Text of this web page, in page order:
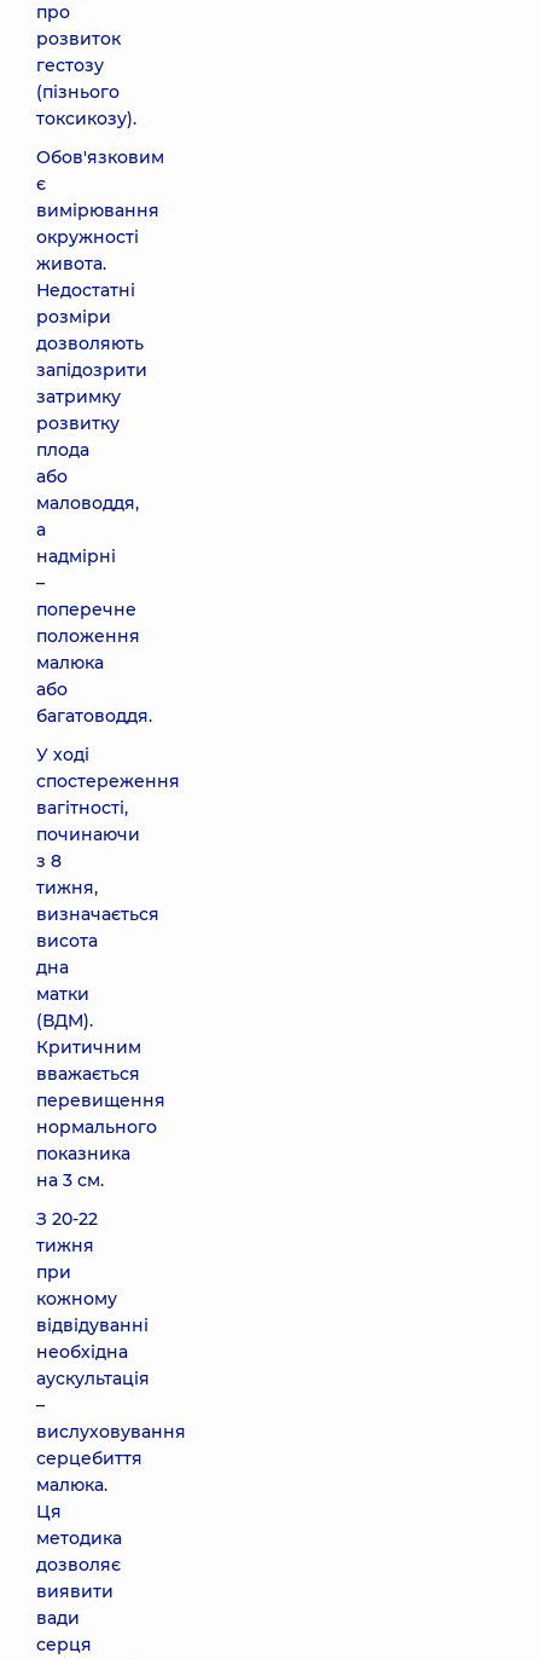
про
розвиток
гестозу
(пізнього
токсикозу).
Обов'язковим
є
вимірювання
окружності
живота.
Недостатні
розміри
дозволяють
запідозрити
затримку
розвитку
плода
або
маловоддя,
а
надмірні
–
поперечне
положення
малюка
або
багатоводдя.
У ході
спостереження
вагітності,
починаючи
з 8
тижня,
визначається
висота
дна
матки
(ВДМ).
Критичним
вважається
перевищення
нормального
показника
на 3 см.
З 20-22
тижня
при
кожному
відвідуванні
необхідна
аускультація
–
вислуховування
серцебиття
малюка.
Ця
методика
дозволяє
виявити
вади
серця